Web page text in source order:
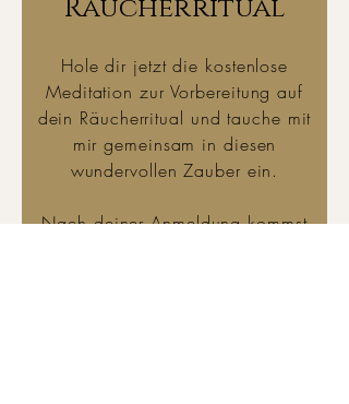
Räucherritual
Hole dir jetzt die kostenlose
Meditation zur Vorbereitung auf
dein Räucherritual und tauche mit
mir gemeinsam in diesen
wundervollen Zauber ein.
Nach deiner Anmeldung kommst